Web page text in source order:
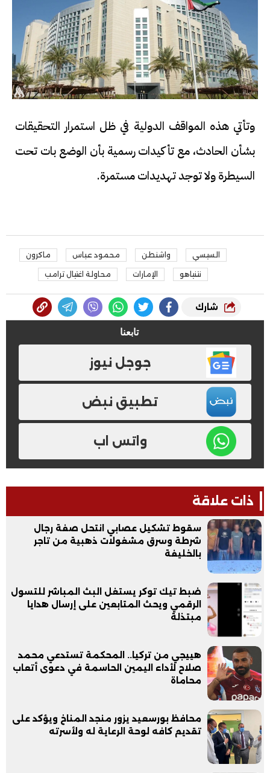
وتأتي هذه المواقف الدولية في ظل استمرار التحقيقات
بشأن الحادث، مع تأكيدات رسمية بأن الوضع بات تحت
السيطرة ولا توجد تهديدات مستمرة.
السيسي واشنطن محمود عباس ماكرون
نتنياهو الإمارات محاولة اغتيال ترامب
شارك
تابعنا
جوجل نيوز
تطبيق نبض
واتس اب
ذات علاقة
سقوط تشكيل عصابي انتحل صفة رجال
شرطة وسرق مشغولات ذهبية من تاجر
بالخليفة
ضبط تيك توكر يستغل البث المباشر للتسول
الرقمي ويحث المتابعين على إرسال هدايا
مبتذلة
هييجي من تركيا.. المحكمة تستدعي محمد
صلاح لأداء اليمين الحاسمة في دعوى أتعاب
محاماة
محافظ بورسعيد يزور منجد المناخ ويؤكد على
تقديم كافه لوحة الرعاية له ولأسرته